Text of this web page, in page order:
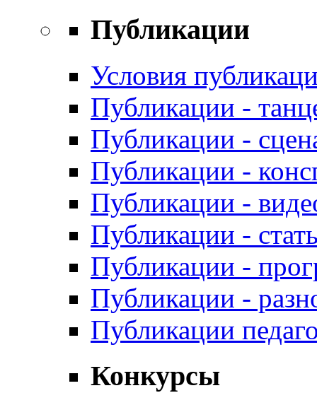
Публикации
Условия
Публикации -
Публикации -
Публикации -
Публикации -
Публикации -
Публикации -
Публикации -
Публикации
Конкурсы